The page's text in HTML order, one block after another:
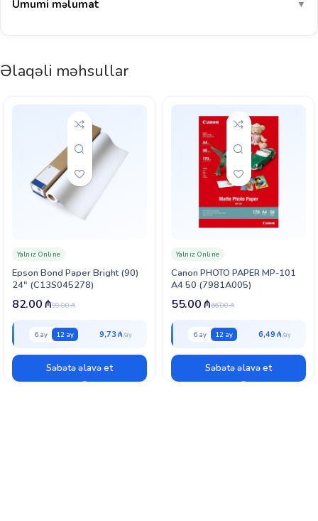
Ümumi məlumat ▼
Əlaqəli məhsullar
Epson Bond Paper Bright (90)
24″ (C13S045278)
Yalnız Online
99.00₼
82.00₼
6 ay 12 ay 9,73 ₼
Səbətə əlavə et
Canon PHOTO PAPER MP-101
A4 50 (7981A005)
Yalnız Online
66.00₼
55.00₼
6 ay 12 ay 6,49 ₼
Səbətə əlavə et